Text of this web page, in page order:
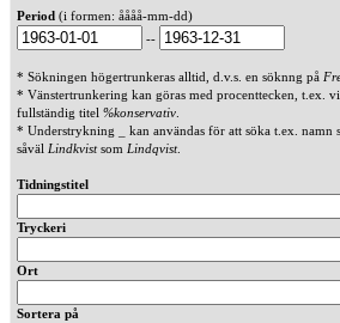
Period (i formen: åååå-mm-dd)
--
* Sökningen högertrunkeras alltid, d.v.s. en söknng på
* Vänstertrunkering kan göras med procenttecken, t.ex.
fullständig titel %konservativ
* Understrykning _ kan användas för att söka t.ex. namn
såväl Lindkvistsom Lindqvist.
Tidningstitel
Tryckeri
Ort
Sortera på